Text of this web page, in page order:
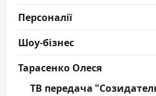
Персоналії
Шоу-бізнес
Тарасенко Олеся
ТВ передача